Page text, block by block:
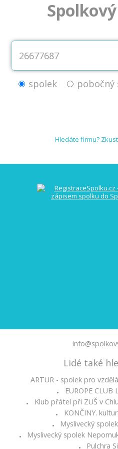
spolek pobočný
Hledáte firmu?
Lidé také
ARTUR - spolek pro
•
EUROPE CLUB
•
Klub přátel při ZUŠ v
•
KONČINY.
•
Myslivecký
•
Myslivecký spolek
Pulchra